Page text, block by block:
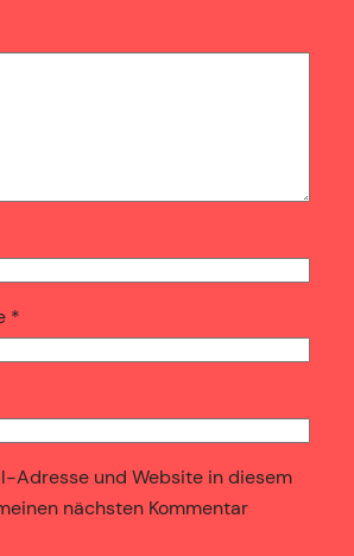
*
Adresse und Website in diesem
nächsten Kommentar